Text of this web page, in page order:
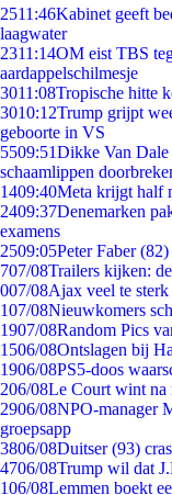
2511:46Kabinet geeft
laagwater
2311:14OM eist TBS
aardappelschilmesje
3011:08Tropische hitte
3010:12Trump grijpt
geboorte in VS
5509:51Dikke Van Dale
schaamlippen
1409:40Meta krijgt half
2409:37Denemarken
examens
2509:05Peter Faber
707/08Trailers kijken:
007/08Ajax veel te
107/08Nieuwkomers
1907/08Random Pics
1506/08Ontslagen bij
1906/08PS5-doos
206/08Le Court wint na
2906/08NPO-manager
groepsapp
3806/08Duitser (93)
4706/08Trump wil dat
106/08Lemmen boekt